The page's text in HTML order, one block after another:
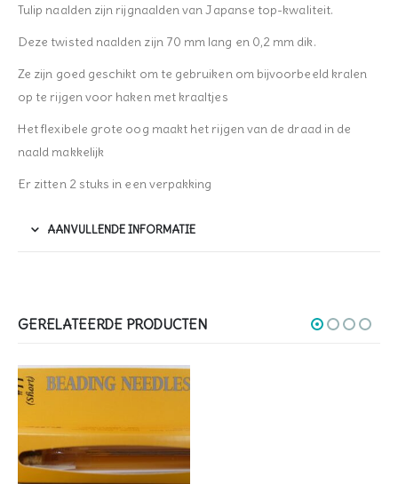
Tulip naalden zijn rijgnaalden van Japanse top-kwaliteit.
Deze twisted naalden zijn 70 mm lang en 0,2 mm dik.
Ze zijn goed geschikt om te gebruiken om bijvoorbeeld kralen
op te rijgen voor haken met kraaltjes
Het flexibele grote oog maakt het rijgen van de draad in de
naald makkelijk
Er zitten 2 stuks in een verpakking
AANVULLENDE INFORMATIE
GERELATEERDE PRODUCTEN